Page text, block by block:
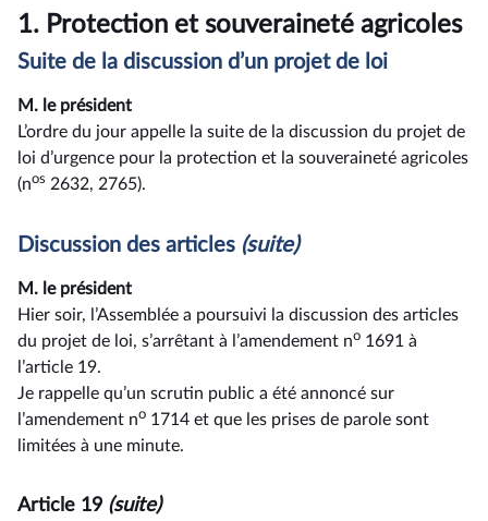
1. Protection et souveraineté agricoles
Suite de la discussion d’un projet de loi
M. le président
L’ordre du jour appelle la suite de la discussion du projet de
loi d’urgence pour la protection et la souveraineté agricoles
(nos 2632, 2765).
Discussion des articles (suite)
M. le président
Hier soir, l’Assemblée a poursuivi la discussion des articles
du projet de loi, s’arrêtant à l’amendement no 1691 à
l’article 19.
Je rappelle qu’un scrutin public a été annoncé sur
l’amendement no 1714 et que les prises de parole sont
limitées à une minute.
Article 19 (suite)